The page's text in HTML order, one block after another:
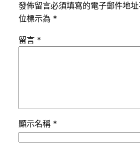
發佈留言必須填寫的電子郵件地址
位標示為 *
留言 *
顯示名稱 *